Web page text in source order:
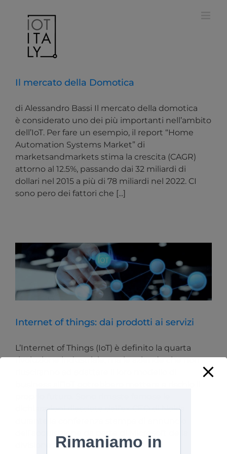
contenuto
Il mercato della Domotica
di Alessandro Bassi Il mercato della domotica
è considerato uno dei più importanti nell’ambito
dell’IoT. Per fare un esempio, il report “Home
Automation Systems Market” di
marketsandmarkets stima la crescita (CAGR)
attorno al 12.5%, passando dai 32 miliardi di
dollari nel 2015 a più di 78 miliardi nel 2022. CI
sono pero dei fattori che [...]
Internet of things: dai prodotti ai servizi
L’Internet of Things (IoT) è definito la quarta
rivoluzione industriale, ma le aziende che non
dichiarazioni rilasciate dall’ex CEO di Nokia
divisione smartphone [...]